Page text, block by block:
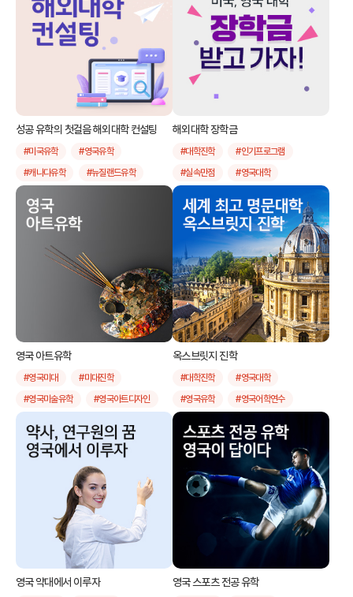
#특별전형
#낮은 내신
#명문대
#해외명문대
성공 유학의 첫걸음 해외대학 컨설팅
#미국유학
#영국유학
#캐나다유학
#뉴질랜드유학
#영국대학
#캐나다대학
#해외대학컨설팅
#미국대학원
#호주대학원
#명문대
#대학지원
#에세이
#합격사례
#합격후기
해외대학 장학금
#대학진학
#인기프로그램
#실속만점
#영국대학
#대학진학사례
영국 아트유학
#영국미대
#미대진학
#영국미술유학
#영국아트디자인
#대학진학
#영국아트유학
#영국패션스쿨
#UCL
#LCF
#골드스미스
#GOLDSMITHS
#코벤트리
#킹스턴
#첼시
#UAL
#CSVPA
#밸러비스
#bellerbys
옥스브릿지 진학
#대학진학
#영국대학
#영국유학
#영국어학연수
#옥스퍼드
#캠브리지
영국 약대에서 이루자 영국 스포츠 전공 유학